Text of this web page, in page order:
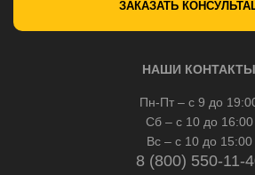
ЗАКАЗАТЬ
НАШИ КОНТАКТЫ
Пн-Пт – с 9 до
Сб – с 10 до 16:00
Вс – с 10 до 15:00
8 (800) 550-11-